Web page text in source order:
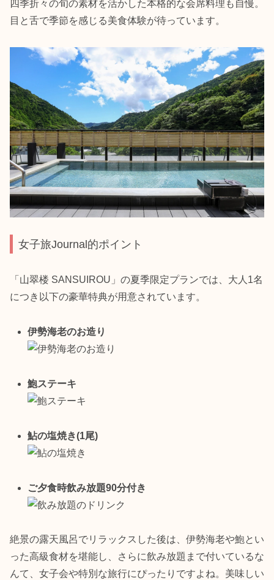
四季折々の旬の素材を活かした本格的な会席料理も自慢。
目と舌で季節を感じる美食体験が待っています。
女子旅Journal的ポイント
「山翠楼 SANSUIROU」の夏季限定プランでは、大人1名
につき以下の豪華特典が用意されています。
伊勢海老のお造り
鮑ステーキ
鮎の塩焼き(1尾)
ご夕食時飲み放題90分付き
絶景の露天風呂でリラックスした後は、伊勢海老や鮑とい
った高級食材を堪能し、さらに飲み放題まで付いているな
んて、女子会や特別な旅行にぴったりですよね。美味しい